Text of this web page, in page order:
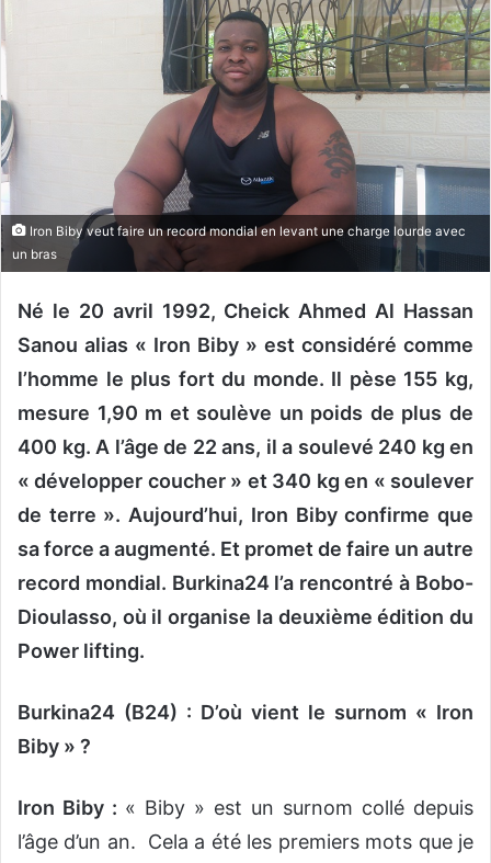
r
n
o
r
r
l
Iron Biby veut faire un record mondial en levant une charge lourde avec
un bras
Né le 20 avril 1992, Cheick Ahmed Al Hassan
Sanou alias « Iron Biby » est considéré comme
l’homme le plus fort du monde. Il pèse 155 kg,
mesure 1,90 m et soulève un poids de plus de
400 kg. A l’âge de 22 ans, il a soulevé 240 kg en
« développer coucher » et 340 kg en « soulever
de terre ». Aujourd’hui, Iron Biby confirme que
sa force a augmenté. Et promet de faire un autre
record mondial. Burkina24 l’a rencontré à Bobo-
Dioulasso, où il organise la deuxième édition du
Power lifting.
Burkina24 (B24) : D’où vient le surnom « Iron
Biby » ?
Iron Biby : « Biby » est un surnom collé depuis
l’âge d’un an. Cela a été les premiers mots que je